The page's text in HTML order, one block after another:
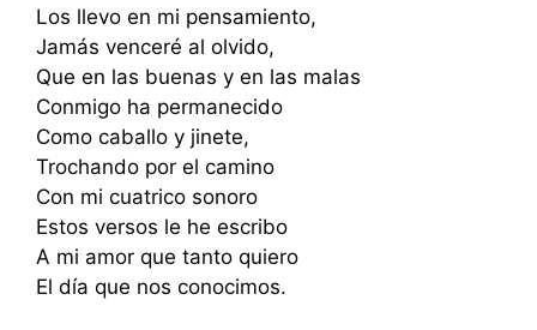
Los llevo en mi pensamiento,
Jamás venceré al olvido,
Que en las buenas y en las malas
Conmigo ha permanecido
Como caballo y jinete,
Trochando por el camino
Con mi cuatrico sonoro
Estos versos le he escribo
A mi amor que tanto quiero
El día que nos conocimos.